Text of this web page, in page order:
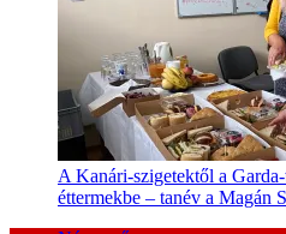
A Kanári-szigetektől a
éttermekbe – tanév a Magán